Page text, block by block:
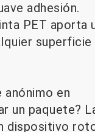
adhesión.
PET aporta
superficie
en
un paquete?
dispositivo